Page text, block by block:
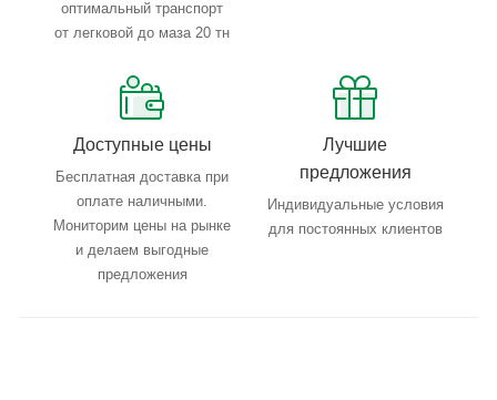
оптимальный транспорт
от легковой до маза 20 тн
Доступные цены
Бесплатная доставка при
оплате наличными.
Мониторим цены на рынке
и делаем выгодные
предложения
Лучшие
предложения
Индивидуальные условия
для постоянных клиентов